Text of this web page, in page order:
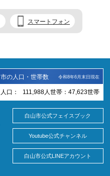
スマートフォン
市の人口・世帯数 令和8年6月末日現在
人口： 111,988 人 世帯： 47,623世帯
白山市公式フェイスブック
Youtube公式チャンネル
白山市公式LINEアカウント